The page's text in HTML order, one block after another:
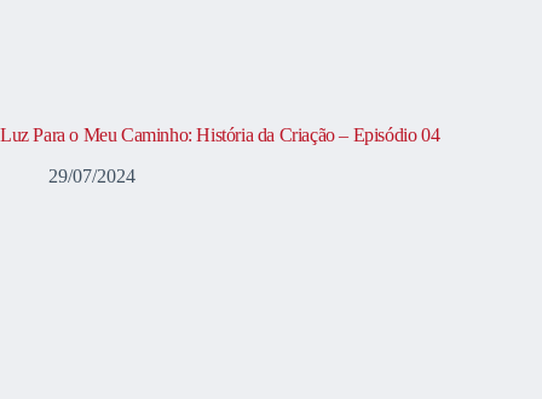
Luz Para o Meu Caminho: História da Criação – Episódio 04
29/07/2024